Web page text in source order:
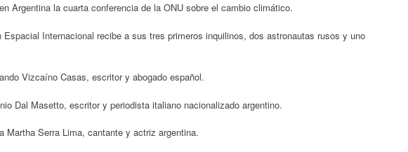
Argentina la cuarta conferencia de la ONU sobre el cambio climático.
Espacial Internacional recibe a sus tres primeros inquilinos, dos astronautas rusos y uno
Vizcaíno Casas, escritor y abogado español.
Dal Masetto, escritor y periodista italiano nacionalizado argentino.
Martha Serra Lima, cantante y actriz argentina.